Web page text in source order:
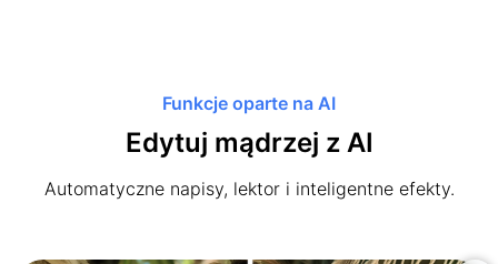
Funkcje oparte na AI
Edytuj mądrzej z AI
Automatyczne napisy, lektor i inteligentne efekty.